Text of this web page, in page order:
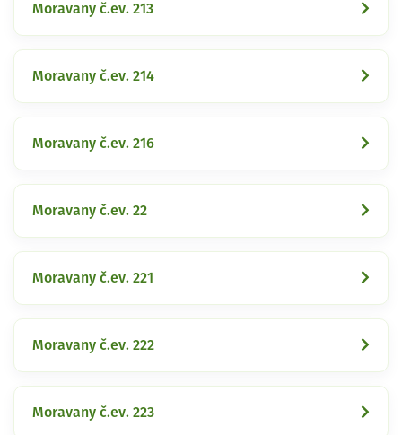
Moravany č.ev. 213
Moravany č.ev. 214
Moravany č.ev. 216
Moravany č.ev. 22
Moravany č.ev. 221
Moravany č.ev. 222
Moravany č.ev. 223